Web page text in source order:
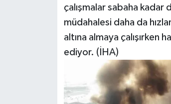
çalışmalar sabaha kadar
müdahalesi daha da
altına almaya çalışırken
ediyor. (İHA)